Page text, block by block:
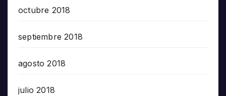
octubre 2018
septiembre 2018
agosto 2018
julio 2018